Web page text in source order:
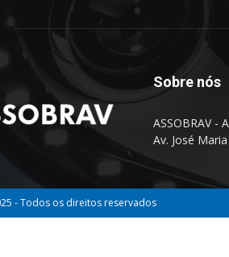
Sobre nós
ASSOBRAV -
Av. José
- Todos os direitos reservados